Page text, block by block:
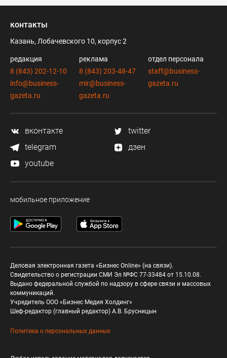
контакты
Казань, Лобачевского 10, корпус 2
редакция
8 (843) 202-12-10
info@business-
gazeta.ru
реклама
8 (843) 203-48-47
mir@business-
gazeta.ru
отдел персонала
staff@business-
gazeta.ru
вконтакте
twitter
telegram
дзен
youtube
мобильное приложение
Деловая электронная газета «Бизнес Online» (на связи).
Свидетельство о регистрации СМИ Эл №ФС 77-33484 от 15.10.08.
Выдано федеральной службой по надзору в сфере связи и массовых
коммуникаций.
Учредитель ООО «Бизнес Медия Холдинг»
Шеф-редактор (главный редактор) А.В. Брусницын
Политика о персональных данных